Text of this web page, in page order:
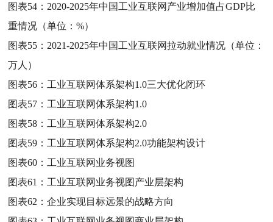
图表54： 2020-2025年中国工业互联网产业增加值占GDP比
重情况（单位：%）
图表55： 2021-2025年中国工业互联网拉动就业情况（单位：
万人）
图表56： 工业互联网体系架构1.0三大优化闭环
图表57： 工业互联网体系架构1.0
图表58： 工业互联网体系架构2.0
图表59： 工业互联网体系架构2.0功能架构设计
图表60： 工业互联网业务视图
图表61： 工业互联网业务视图产业层架构
图表62：企业实现目标远景的战略方向